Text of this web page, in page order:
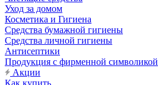
Уход за домом
Косметика и Гигиена
Средства бумажной гигиены
Средства личной гигиены
Антисептики
Продукция с фирменной символикой
Акции
Как купить